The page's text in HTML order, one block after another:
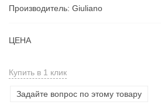
Производитель: Giuliano
ЦЕНА
Купить в 1 клик
Задайте вопрос по этому товару